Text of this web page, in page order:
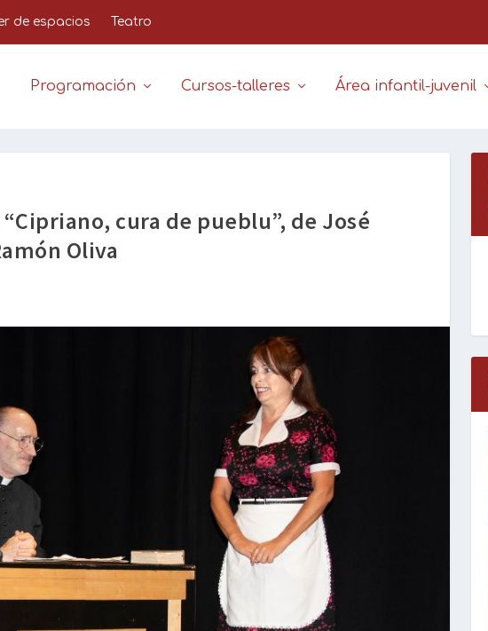
de espacios Teatro
Programación Cursos-talleres Área infantil-juvenil
cura de pueblu”, de José
Oliva